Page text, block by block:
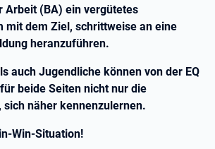
Arbeit (BA) ein vergütetes
mit dem Ziel, schrittweise an eine
heranzuführen.
auch Jugendliche können von der EQ
beide Seiten nicht nur die
näher kennenzulernen.
Win-Situation!